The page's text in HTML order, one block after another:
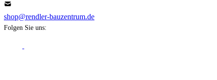
shop@rendler-bauzentrum.de
Folgen Sie uns: